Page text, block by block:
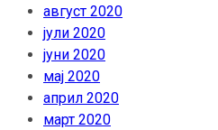
август 2020
јули 2020
јуни 2020
мај 2020
април 2020
март 2020